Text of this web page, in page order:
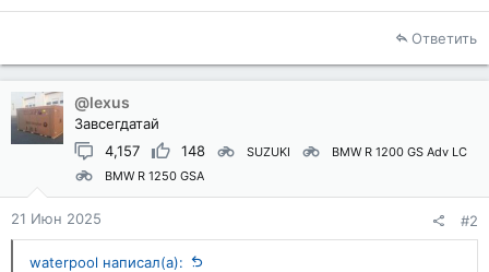
Ответить
@lexus
Завсегдатай
4,157
148 SUZUKI
BMW R 1200 GS Adv LC
BMW R 1250 GSA
21 Июн 2025 #2
waterpool написал(а):